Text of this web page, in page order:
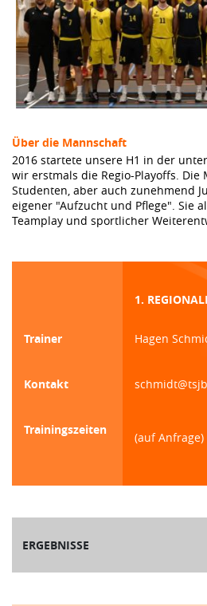
Über die Mannschaft
2016 startete unsere H1 in der
wir erstmals die Regio-Playoffs. Die
Studenten, aber auch zunehmend
eigener "Aufzucht und Pflege". Sie
Teamplay und sportlicher
1.
Trainer Hagen
Kontakt
Trainingszeiten
(auf Anfrage)
ERGEBNISSE